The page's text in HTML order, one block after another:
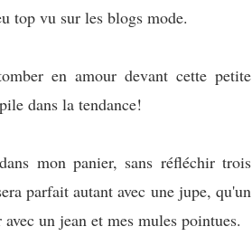
top vu sur les blogs mode.
en amour devant cette petite
dans la tendance!
mon panier, sans réfléchir trois
parfait autant avec une jupe, qu'un
un jean et mes mules pointues.